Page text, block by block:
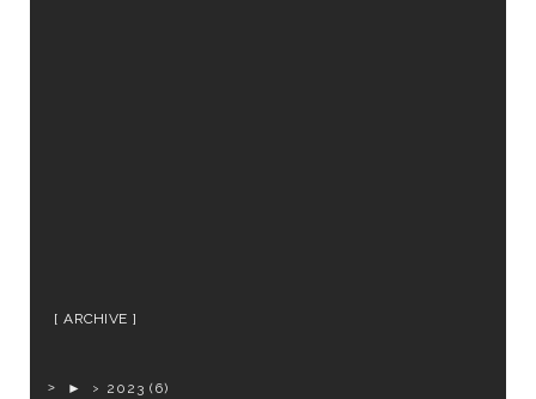
ARCHIVE
► 2023 (6)